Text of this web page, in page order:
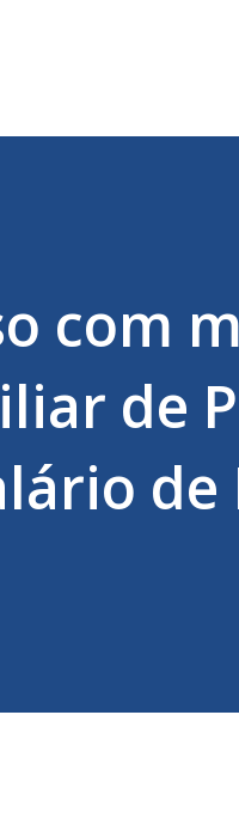
com
de
de